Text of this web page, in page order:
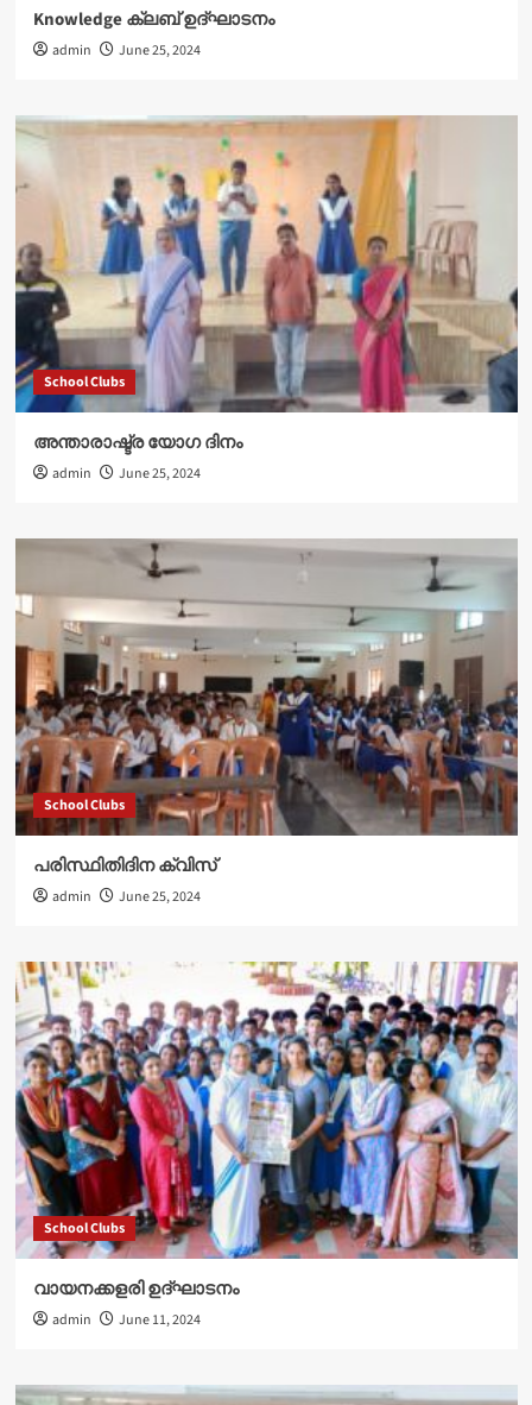
Knowledge ക്ലബ് ഉദ്‌ഘാടനം
admin June 25, 2024
School Clubs
അന്താരാഷ്ട്ര യോഗ ദിനം
admin June 25, 2024
School Clubs
പരിസ്ഥിതിദിന ക്വിസ്
admin June 25, 2024
School Clubs
വായനക്കളരി ഉദ്‌ഘാടനം
admin June 11, 2024